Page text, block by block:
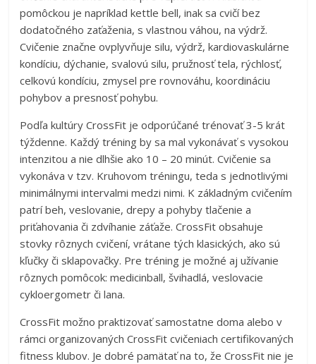
pomôckou je napríklad kettle bell, inak sa cvičí bez
dodatočného zaťaženia, s vlastnou váhou, na výdrž.
Cvičenie značne ovplyvňuje silu, výdrž, kardiovaskulárne
kondíciu, dýchanie, svalovú silu, pružnosť tela, rýchlosť,
celkovú kondíciu, zmysel pre rovnováhu, koordináciu
pohybov a presnosť pohybu.
Podľa kultúry CrossFit je odporúčané trénovať 3-5 krát
týždenne. Každý tréning by sa mal vykonávať s vysokou
intenzitou a nie dlhšie ako 10 – 20 minút. Cvičenie sa
vykonáva v tzv. Kruhovom tréningu, teda s jednotlivými
minimálnymi intervalmi medzi nimi. K základným cvičením
patrí beh, veslovanie, drepy a pohyby tlačenie a
priťahovania či zdvíhanie záťaže. CrossFit obsahuje
stovky rôznych cvičení, vrátane tých klasických, ako sú
kľučky či sklapovačky. Pre tréning je možné aj užívanie
rôznych pomôcok: medicinball, švihadlá, veslovacie
cykloergometr či lana.
CrossFit možno praktizovať samostatne doma alebo v
rámci organizovaných CrossFit cvičeniach certifikovaných
fitness klubov. Je dobré pamätať na to, že CrossFit nie je